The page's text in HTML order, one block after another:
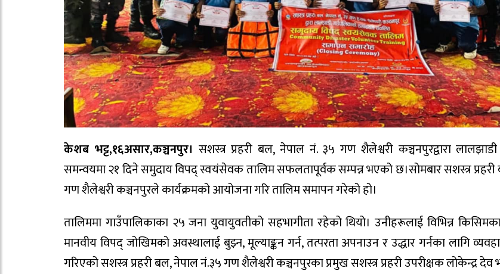
केशब भट्ट,१६असार,कञ्चनपुर। सशस्त्र प्रहरी बल, नेपाल नं. ३५ गण शैलेश्वरी कञ्चनपुरद्वारा
समन्वयमा २१ दिने समुदाय विपद् स्वयंसेवक तालिम सफलतापूर्वक सम्पन्न भएको छ।सोमबार सशस्त्र
गण शैलेश्वरी कञ्चनपुरले कार्यक्रमको आयोजना गरि तालिम समापन गरेको हो।
तालिममा गाउँपालिकाका २५ जना युवायुवतीको सहभागीता रहेको थियो। उनीहरूलाई विभिन्न
मानवीय विपद् जोखिमको अवस्थालाई बुझ्न, मूल्याङ्कन गर्न, तत्परता अपनाउन र उद्धार गर्नका लागि
गरिएको सशस्त्र प्रहरी बल, नेपाल नं.३५ गण शैलेश्वरी कञ्चनपुरका प्रमुख सशस्त्र प्रहरी उपरीक्षक लोकेन्द्र देव